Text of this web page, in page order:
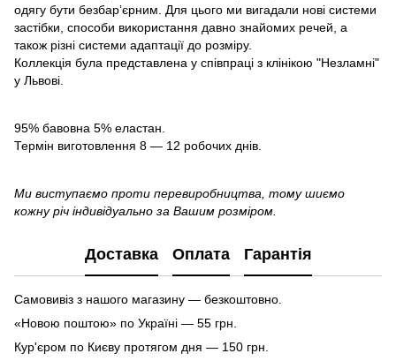
одягу бути безбарʼєрним. Для цього ми вигадали нові системи
застібки, способи використання давно знайомих речей, а
також різні системи адаптації до розміру.
Коллекція була представлена у співпраці з клінікою "Незламні"
у Львові.
95% бавовна 5% еластан.
Термін виготовлення 8 — 12 робочих днів.
Ми виступаємо проти перевиробництва, тому шиємо
кожну річ індивідуально за Вашим розміром.
Доставка Оплата Гарантія
Самовивіз з нашого магазину — безкоштовно.
«Новою поштою» по Україні — 55 грн.
Кур'єром по Києву протягом дня — 150 грн.